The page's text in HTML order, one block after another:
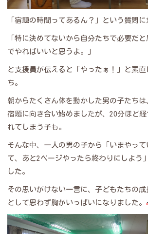
「宿題の時間ってあるん？」という質問に
「特に決めてないから自分たちで必要だ
でやればいいと思うよ。」
と支援員が伝えると「やったぁ！」と素
ち。
朝からたくさん体を動かした男の子たち
宿題に向き合い始めましたが、20分ほど
れてしまう子も。
そんな中、一人の男の子から「いまやっ
て、あと2ページやったら終わりにしよう
した。
その思いがけない一言に、子どもたちの
として思わず胸がいっぱいになりました。